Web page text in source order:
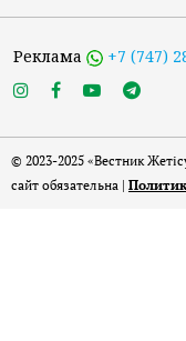
Реклама +7 (747)
© 2023-2025 «Вестник
сайт обязательна |